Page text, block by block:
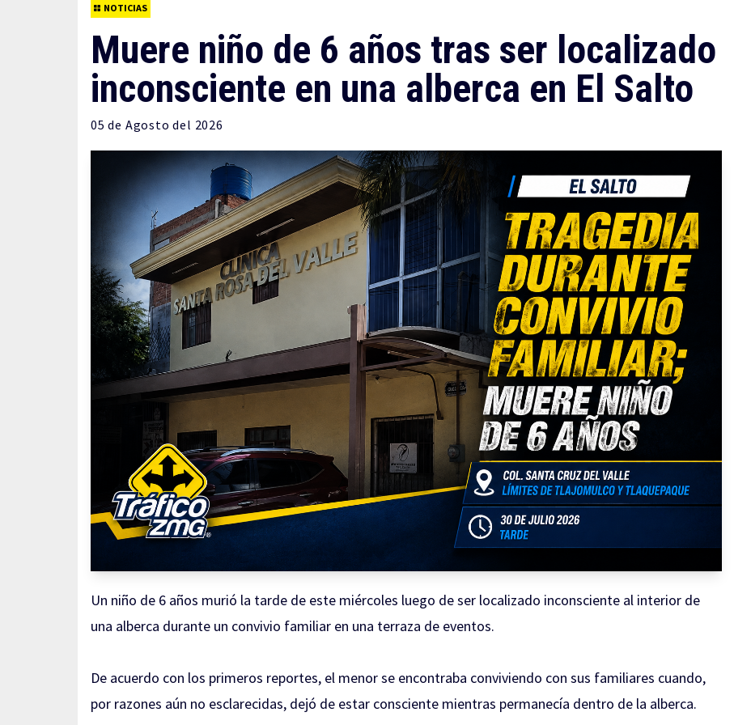
NOTICIAS
Muere niño de 6 años tras ser localizado
inconsciente en una alberca en El Salto
05 de Agosto del 2026
Un niño de 6 años murió la tarde de este miércoles luego de ser localizado inconsciente al interior de
una alberca durante un convivio familiar en una terraza de eventos.
De acuerdo con los primeros reportes, el menor se encontraba conviviendo con sus familiares cuando,
por razones aún no esclarecidas, dejó de estar consciente mientras permanecía dentro de la alberca.